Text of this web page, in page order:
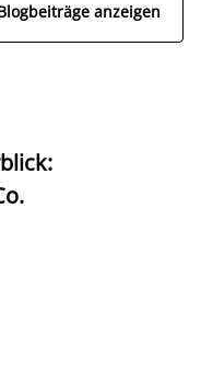
anzeigen